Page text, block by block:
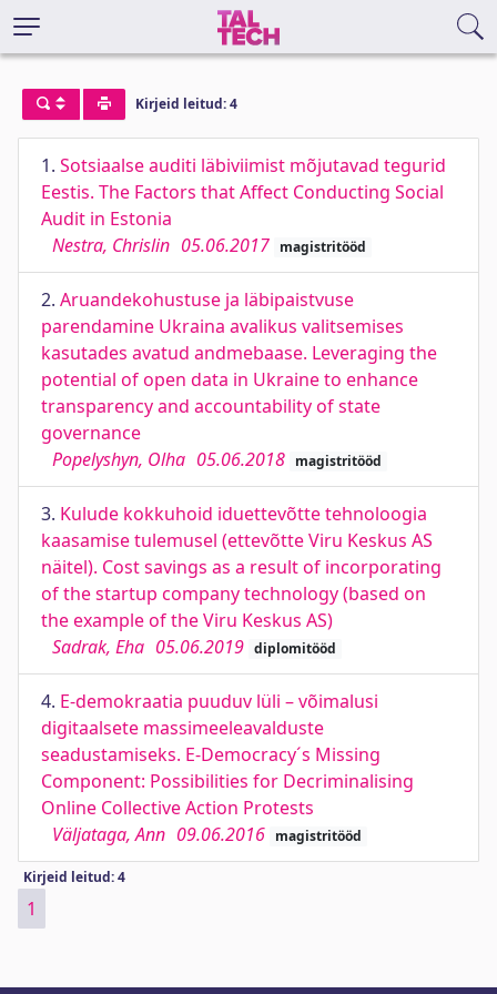
Kirjeid leitud: 4
1. Sotsiaalse auditi läbiviimist mõjutavad tegurid
Eestis. The Factors that Affect Conducting Social
Audit in Estonia
Nestra, Chrislin 05.06.2017 magistritööd
2. Aruandekohustuse ja läbipaistvuse
parendamine Ukraina avalikus valitsemises
kasutades avatud andmebaase. Leveraging the
potential of open data in Ukraine to enhance
transparency and accountability of state
governance
Popelyshyn, Olha 05.06.2018 magistritööd
3. Kulude kokkuhoid iduettevõtte tehnoloogia
kaasamise tulemusel (ettevõtte Viru Keskus AS
näitel). Cost savings as a result of incorporating
of the startup company technology (based on
the example of the Viru Keskus AS)
Sadrak, Eha 05.06.2019 diplomitööd
4. E-demokraatia puuduv lüli – võimalusi
digitaalsete massimeeleavalduste
seadustamiseks. E-Democracy´s Missing
Component: Possibilities for Decriminalising
Online Collective Action Protests
Väljataga, Ann 09.06.2016 magistritööd
Kirjeid leitud: 4
1